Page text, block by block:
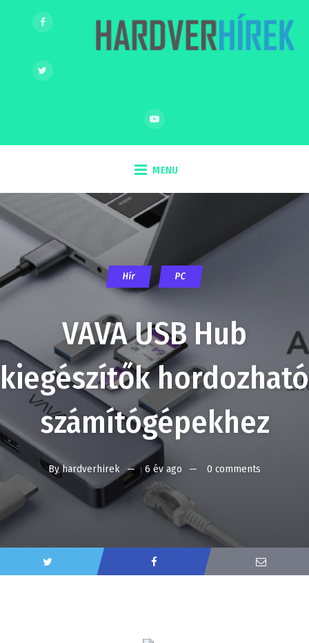
MENU
Hír PC
VAVA USB Hub
kiegészítők hordozható
számítógépekhez
Byhardverhirek 6 év ago 0 comments